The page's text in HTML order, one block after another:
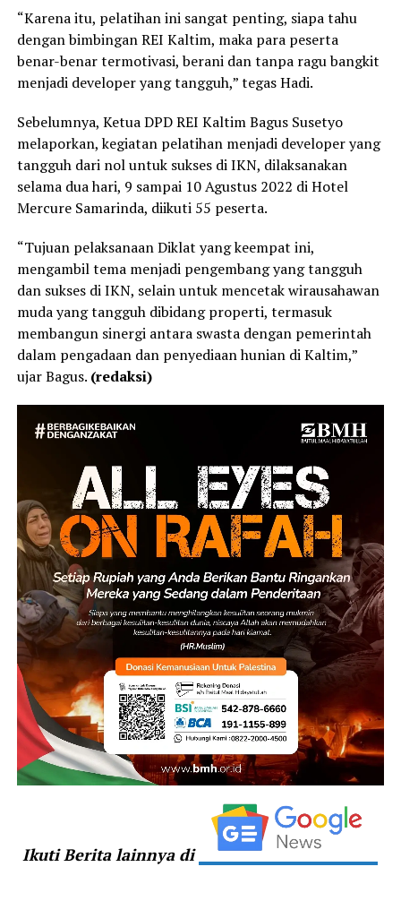
“Karena itu, pelatihan ini sangat penting, siapa tahu
dengan bimbingan REI Kaltim, maka para peserta
benar-benar termotivasi, berani dan tanpa ragu bangkit
menjadi developer yang tangguh,” tegas Hadi.
Sebelumnya, Ketua DPD REI Kaltim Bagus Susetyo
melaporkan, kegiatan pelatihan menjadi developer yang
tangguh dari nol untuk sukses di IKN, dilaksanakan
selama dua hari, 9 sampai 10 Agustus 2022 di Hotel
Mercure Samarinda, diikuti 55 peserta.
“Tujuan pelaksanaan Diklat yang keempat ini,
mengambil tema menjadi pengembang yang tangguh
dan sukses di IKN, selain untuk mencetak wirausahawan
muda yang tangguh dibidang properti, termasuk
membangun sinergi antara swasta dengan pemerintah
dalam pengadaan dan penyediaan hunian di Kaltim,”
ujar Bagus. (redaksi)
Ikuti Berita lainnya di